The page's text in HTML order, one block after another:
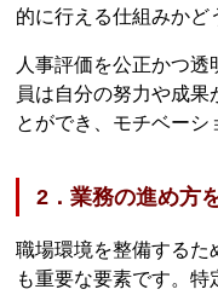
的に行える仕組みかど
人事評価を公正かつ
員は自分の努力や成果
とができ、モチベーシ
2．業務の進め方
職場環境を整備するた
も重要な要素です。